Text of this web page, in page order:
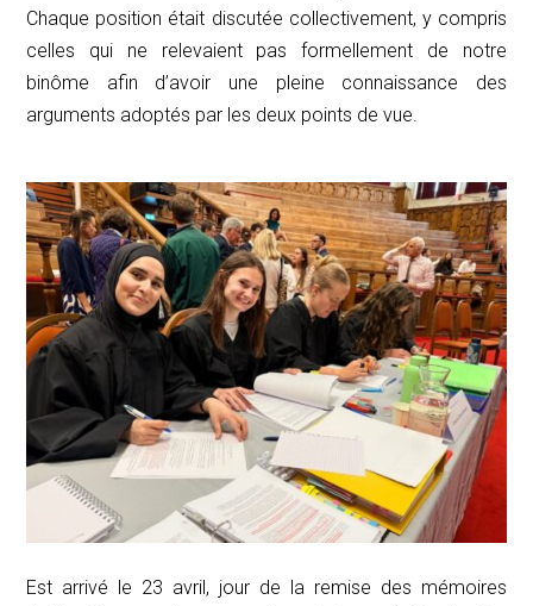
Chaque position était discutée collectivement, y compris
celles qui ne relevaient pas formellement de notre
binôme afin d’avoir une pleine connaissance des
arguments adoptés par les deux points de vue.
Est arrivé le 23 avril, jour de la remise des mémoires